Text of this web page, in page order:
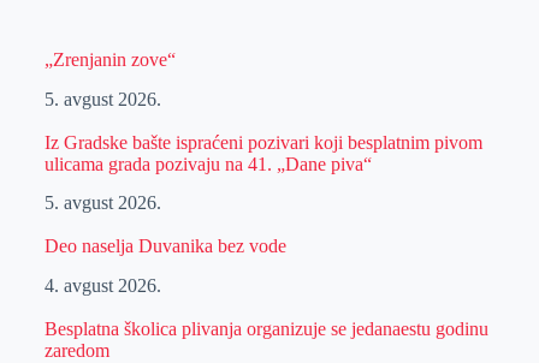
„Zrenjanin zove“
5. avgust 2026.
Iz Gradske bašte ispraćeni pozivari koji besplatnim pivom
ulicama grada pozivaju na 41. „Dane piva“
5. avgust 2026.
Deo naselja Duvanika bez vode
4. avgust 2026.
Besplatna školica plivanja organizuje se jedanaestu godinu
zaredom